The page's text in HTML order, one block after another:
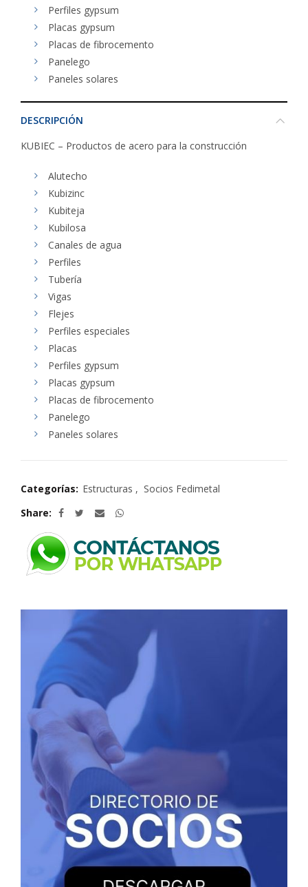
Perfiles gypsum
Placas gypsum
Placas de fibrocemento
Panelego
Paneles solares
DESCRIPCIÓN
KUBIEC – Productos de acero para la construcción
Alutecho
Kubizinc
Kubiteja
Kubilosa
Canales de agua
Perfiles
Tubería
Vigas
Flejes
Perfiles especiales
Placas
Perfiles gypsum
Placas gypsum
Placas de fibrocemento
Panelego
Paneles solares
Categorías: Estructuras , Socios Fedimetal
Share